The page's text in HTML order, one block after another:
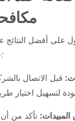
على أفضل النتائج
حشرات، اتبع الخطوات التالية:
قبل الاتصال
تأكد من